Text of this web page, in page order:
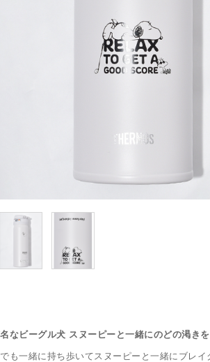
なビーグル犬 スヌーピーと一緒にのどの渇き
も一緒に持ち歩いてスヌーピーと一緒にブレ